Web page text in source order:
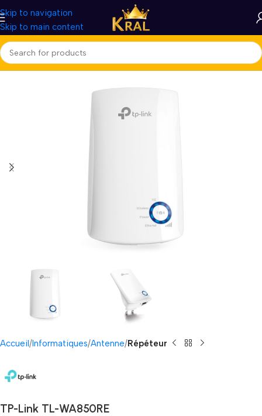
Skip to navigation
Skip to main content
Accueil Informatiques Antenne Répéteur
TP-Link TL-WA850RE